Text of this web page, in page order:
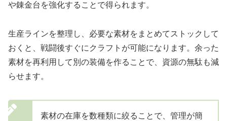
や錬金台を強化することで得られます。
生産ラインを整理し、必要な素材をまとめてストックして
おくと、戦闘後すぐにクラフトが可能になります。余った
素材を再利用して別の装備を作ることで、資源の無駄も減
らせます。
素材の在庫を数種類に絞ることで、管理が簡